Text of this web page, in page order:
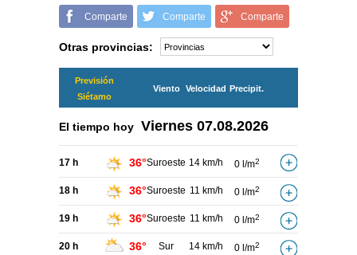
Comparte Comparte Comparte
Otras provincias:
Previsión
Siétamo
Viento Velocidad Precipit.
El tiempo hoy Viernes 07.08.2026
17 h 36°Suroeste 14 km/h 0 l/m2
18 h 36°Suroeste 11 km/h 0 l/m2
19 h 36°Suroeste 11 km/h 0 l/m2
20 h 36° Sur 14 km/h 0 l/m2